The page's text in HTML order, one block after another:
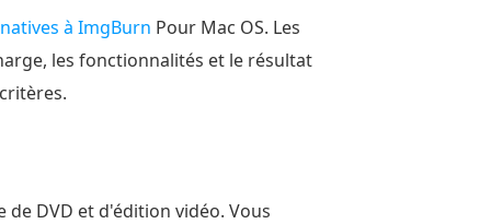
à ImgBurn Pour Mac OS. Les
les fonctionnalités et le résultat
DVD et d'édition vidéo. Vous